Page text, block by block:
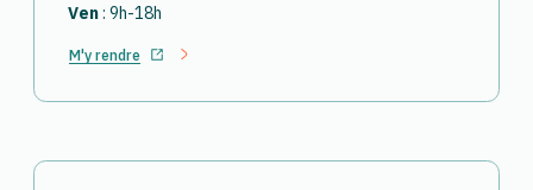
Ven: 9h-18h
M'y rendreOuvrir dans un nouvel onglet